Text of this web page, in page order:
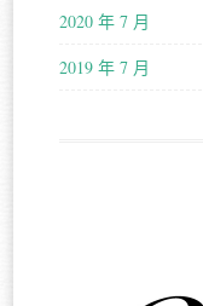
2020 年 7 月
2019 年 7 月